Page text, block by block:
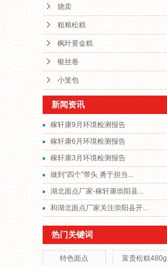
烧卖
粗粮松糕
枫叶黄金糕
银丝卷
小笼包
新闻资讯
稼轩康9月环境检测报告
稼轩康6月环境检测报告
稼轩康3月环境检测报告
做到“四个”带头 勇于担当...
湖北面点厂家-稼轩康崇阳县...
和湖北面点厂家关注崇阳县开...
热门关键词
特色面点 富贵松糕480g